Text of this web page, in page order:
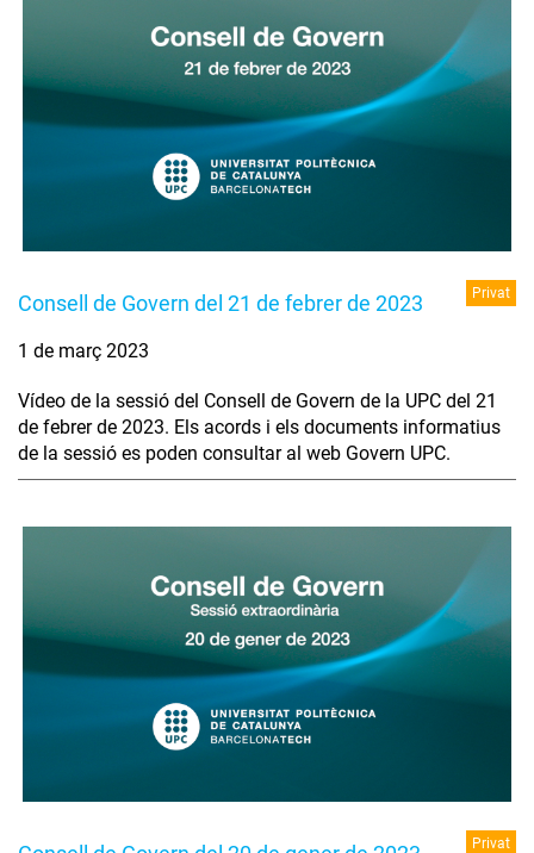
Consell de Govern del 21 de febrer de 2023 Privat
1 de març 2023
Vídeo de la sessió del Consell de Govern de la UPC del 21
de febrer de 2023. Els acords i els documents informatius
de la sessió es poden consultar al web Govern UPC.
Privat